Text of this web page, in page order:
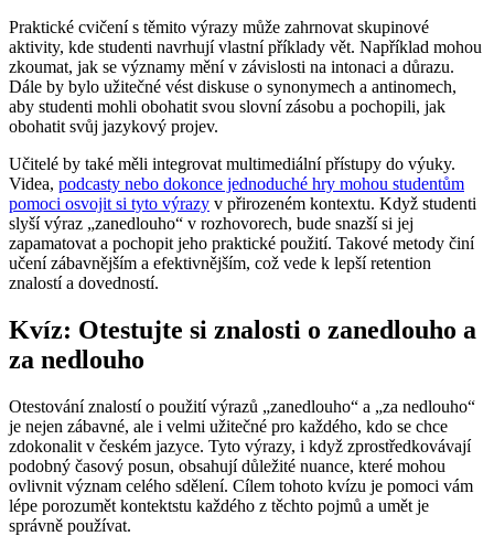
Praktické cvičení s těmito výrazy může zahrnovat skupinové
aktivity, kde studenti navrhují vlastní příklady vět. Například mohou
zkoumat, jak se významy mění v závislosti na intonaci a důrazu.
Dále by bylo užitečné vést diskuse o synonymech a antinomech,
aby studenti mohli obohatit svou slovní zásobu a pochopili, jak
obohatit svůj jazykový projev.
Učitelé by také měli integrovat multimediální přístupy do výuky.
Videa, podcasty nebo dokonce jednoduché hry mohou studentům
pomoci osvojit si tyto výrazy v přirozeném kontextu. Když studenti
slyší výraz „zanedlouho“ v rozhovorech, bude snazší si jej
zapamatovat a pochopit jeho praktické použití. Takové metody činí
učení zábavnějším a efektivnějším, což vede k lepší retention
znalostí a dovedností.
Kvíz: Otestujte si znalosti o zanedlouho a
za nedlouho
Otestování znalostí o použití výrazů „zanedlouho“ a „za nedlouho“
je nejen zábavné, ale i velmi užitečné pro každého, kdo se chce
zdokonalit v českém jazyce. Tyto výrazy, i když zprostředkovávají
podobný časový posun, obsahují důležité nuance, které mohou
ovlivnit význam celého sdělení. Cílem tohoto kvízu je pomoci vám
lépe porozumět kontektstu každého z těchto pojmů a umět je
správně používat.